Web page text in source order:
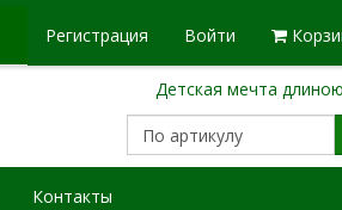
Детская мечта
Регистрация Войти
Контакты